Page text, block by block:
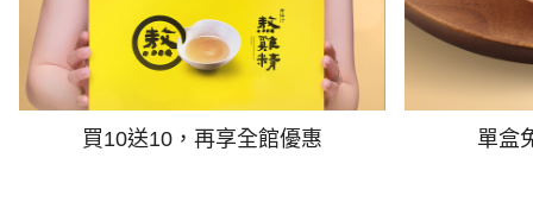
買10送10，再享全館優惠 單盒